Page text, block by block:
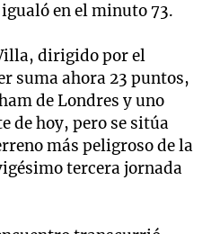
en el minuto 73.
dirigido por el
suma ahora 23 puntos,
de Londres y uno
de hoy, pero se sitúa
más peligroso de la
tercera jornada